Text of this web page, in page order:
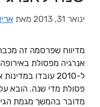
ינואר 31, 2013 מאת
מדיווח שפרסמה זה
פסולת מדי שנה. הובא
מדובר בהמשך מגמת